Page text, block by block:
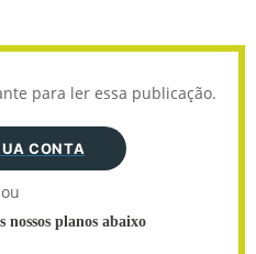
para ler essa publicação.
CONTA
ou
nossos planos abaixo